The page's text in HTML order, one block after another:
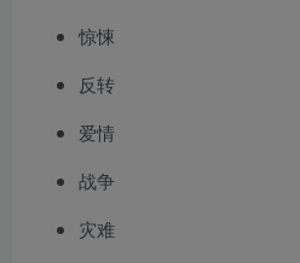
惊悚
反转
爱情
战争
灾难